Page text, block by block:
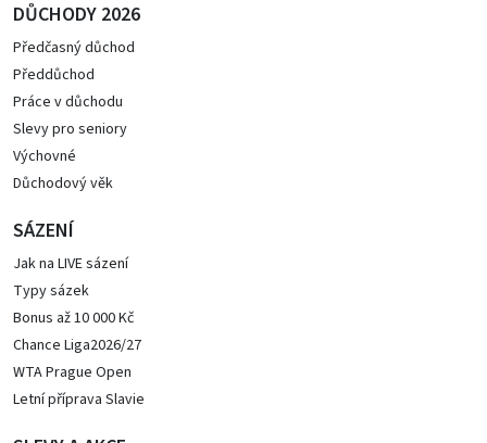
DŮCHODY 2026
Předčasný důchod
Předdůchod
Práce v důchodu
Slevy pro seniory
Výchovné
Důchodový věk
SÁZENÍ
Jak na LIVE sázení
Typy sázek
Bonus až 10 000 Kč
Chance Liga2026/27
WTA Prague Open
Letní příprava Slavie